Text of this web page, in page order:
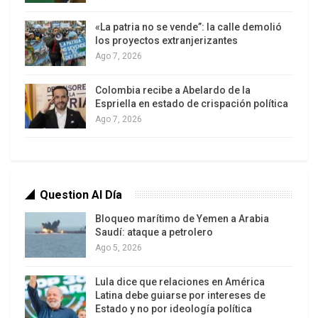
Secretas, a las que el mundo no tiene acceso, de
alguna forma legitimizaban estos asuntos
ilegales. Estos fallos simplemente corrompen los
más básicas nociones de justicia que deben
cumplirse. Lo inmoral no puede convertirse en
algo moral a través del uso de estas leyes
secretas.
deberes internacionales que trascienden a las
obligaciones nacionales de obediencia. Además,
los ciudadanos tienen el deber de violar las leyes
para prevenir que se cometan crímenes contra la
Siguiendo esto tomé la decisión de hacer lo que
«La patria no se vende”: la calle demolió
los proyectos extranjerizantes
Ago 7, 2026
Colombia recibe a Abelardo de la
Espriella en estado de crispación política
Ago 7, 2026
Question Al Día
Bloqueo marítimo de Yemen a Arabia
Saudí: ataque a petrolero
Ago 5, 2026
Lula dice que relaciones en América
Latina debe guiarse por intereses de
Estado y no por ideología política